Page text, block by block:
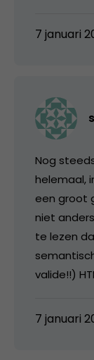
7 januari
Nog
helemaal,
een groot
niet
te lezen
valide!!)
7 januari